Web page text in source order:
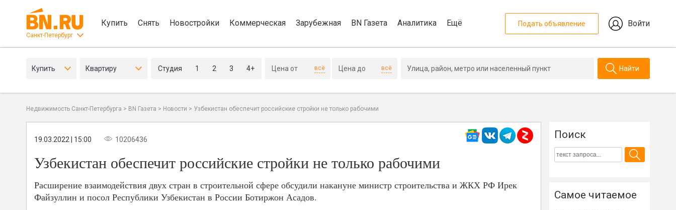
Санкт-Петербург
Купить Снять Новостройки Коммерческая Зарубежная BN Газета Аналитика Ещё Подать объявление Войти
Купить Квартиру Студия 1 2 3 4+ всё всё Найти
Недвижимость Санкт-Петербурга > BN Газета > Новости > Узбекистан обеспечит российские стройки не только рабочими
19.03.2022 | 15:00 10206436
Узбекистан обеспечит российские стройки не только рабочими
Расширение взаимодействия двух стран в строительной сфере обсудили накануне министр строительства и ЖКХ РФ Ирек
Файзуллин и посол Республики Узбекистан в России Ботиржон Асадов.
Поиск
Самое читаемое